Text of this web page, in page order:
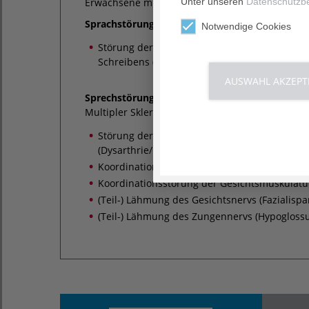
Sprachstörungen
(z. B. nach einem Schlaganfall)
Störung der Wortfindung, des Verstehens,
Schreibens (Aphasie)
Sprechstörungen
(z. B. nach einem
Multipler Sklerose (MS), Morbus Parkinson,
Störung der Sprechmuskulatur und/oder der
(Dysarthrie/Dysarthrophonie)
Koordinationsstörung der Sprechmuskulatur
Koordinationsstörung der
(Teil-) Lähmung des Gesichtsnervs
(Teil-) Lähmung des Zungennervs
Notwendige Cookies
AUSWAHL